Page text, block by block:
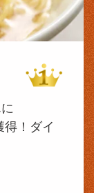
得！ダイ